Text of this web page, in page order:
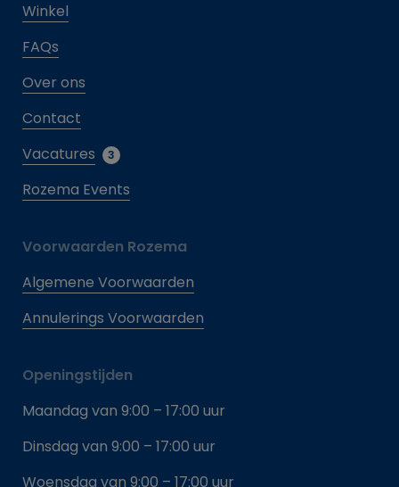
Winkel
FAQs
Over ons
Contact
Vacatures
3
Rozema Events
Voorwaarden Rozema
Algemene Voorwaarden
Annulerings Voorwaarden
Openingstijden
Maandag van 9:00 – 17:00 uur
Dinsdag van 9:00 – 17:00 uur
Woensdag van 9:00 – 17:00 uur